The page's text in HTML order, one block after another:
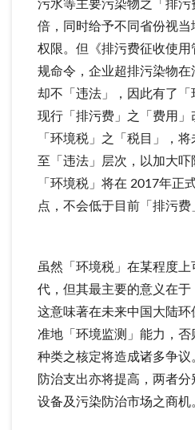
污水等主要污染物之「排
倍，同时给予不同省份视
权限。但《排污费征收使
规命令，企业超排污染物在
却不「违法」，因此有了
现行「排污费」之「费用
「环境税」之「税目」，
至「违法」层次，以加大吓
「环境税」将在 2017年正
点，不会低于目前「排污费
虽然「环境税」在某程度
代，但其最主要的意义在于
这意味著在未来中国大陆
准地「环境监测」能力，
种类之核定将造成诸多争
防治支出亦将提高，两者
设备及污染防治市场之商机